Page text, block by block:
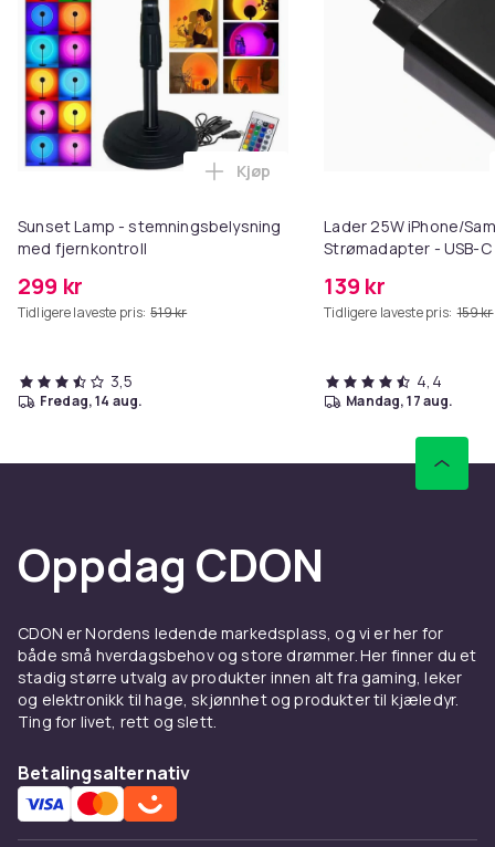
Produktsikkerhetsinformasjon
Sunset Lamp - stemningsbelysning
med fjernkontroll
299 kr
Tidligere laveste pris: 519 kr
Legg Sunset Lamp -
Kjøp
3,5
fredag, 14 aug.
Lader 25W iPhone/
Strømadapter - USB-
139 kr
Tidligere laveste pris: 159 kr
4,4
mandag, 17 aug.
Oppdag CDON
CDON er Nordens ledende markedsplass, og vi er her for
både små hverdagsbehov og store drømmer. Her finner du et
stadig større utvalg av produkter innen alt fra gaming, leker
og elektronikk til hage, skjønnhet og produkter til kjæledyr.
Ting for livet, rett og slett.
Betalingsalternativ